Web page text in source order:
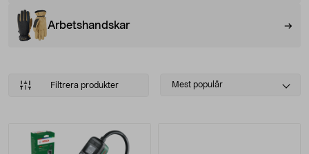
Arbetshandskar
Filtrera produkter
Select
Mest populär
Produkter